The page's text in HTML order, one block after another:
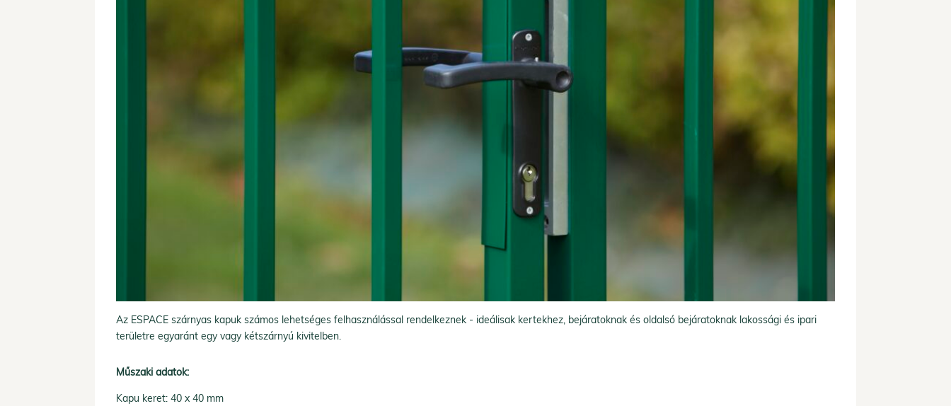
Az ESPACE szárnyas kapuk számos lehetséges felhasználással rendelkeznek - ideálisak kertekhez, bejáratoknak és oldalsó bejáratoknak lakossági és ipari
területre egyaránt egy vagy kétszárnyú kivitelben.
Műszaki adatok:
Kapu keret: 40 x 40 mm